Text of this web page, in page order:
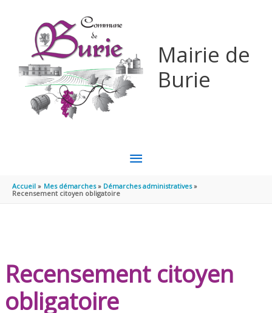
Mairie de
Burie
MENU
PRINCIPAL
Accueil Mes démarches
Démarches administratives
Recensement citoyen obligatoire
Recensement citoyen
obligatoire